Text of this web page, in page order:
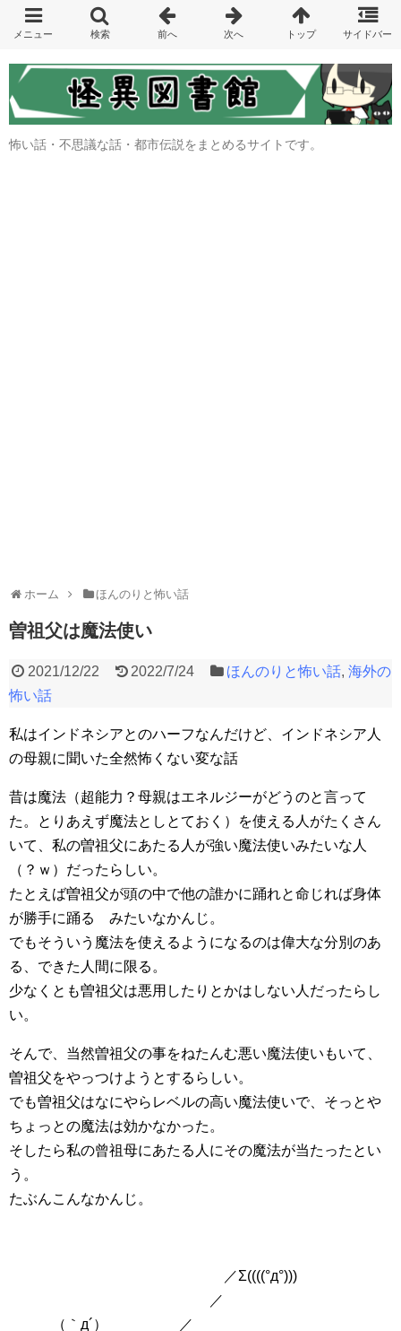
怖い話・不思議な話・都市伝説をまとめるサイトです。
ホーム ほんのりと怖い話
曽祖父は魔法使い
2021/12/22 2022/7/24 ほんのりと怖い話,海外の
怖い話
私はインドネシアとのハーフなんだけど、インドネシア人
の母親に聞いた全然怖くない変な話
昔は魔法（超能力？母親はエネルジーがどうのと言って
た。とりあえず魔法としとておく）を使える人がたくさん
いて、私の曽祖父にあたる人が強い魔法使いみたいな人
（？ｗ）だったらしい。
たとえば曽祖父が頭の中で他の誰かに踊れと命じれば身体
が勝手に踊る みたいなかんじ。
でもそういう魔法を使えるようになるのは偉大な分別のあ
る、できた人間に限る。
少なくとも曽祖父は悪用したりとかはしない人だったらし
い。
そんで、当然曽祖父の事をねたんむ悪い魔法使いもいて、
曽祖父をやっつけようとするらしい。
でも曽祖父はなにやらレベルの高い魔法使いで、そっとや
ちょっとの魔法は効かなかった。
そしたら私の曾祖母にあたる人にその魔法が当たったとい
う。
たぶんこんなかんじ。
／Σ((((°д°)))
／
（｀д´） ／